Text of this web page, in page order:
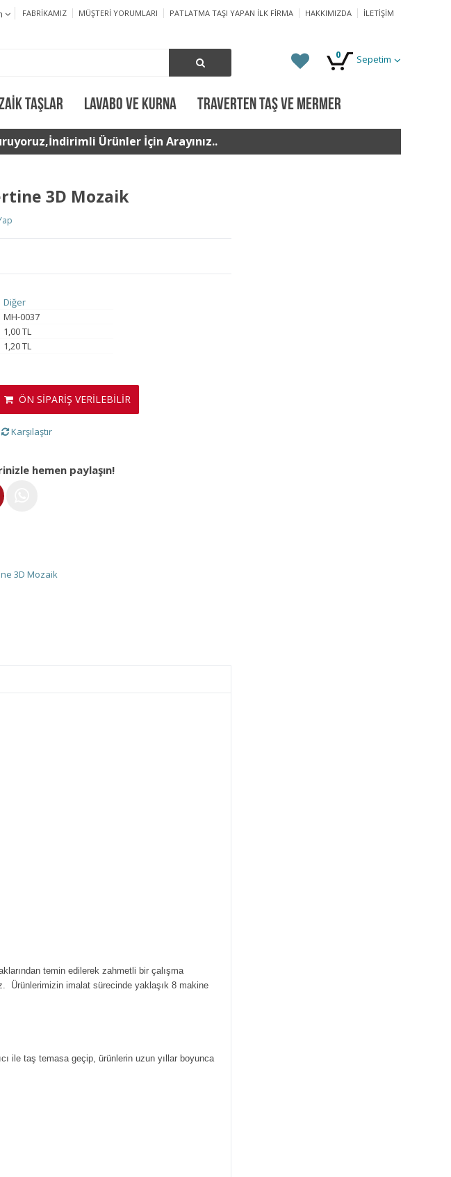
FABRIKAMIZ MÜŞTERI YORUMLARI PATLATMA TAŞI YAPAN İLK FIRMA HAKKIMIZDA İLETIŞIM
Sepetim
0
TAŞLAR LAVABO VE KURNA TRAVERTEN TAŞ VE MERMER
Ürünler İçin Arayınız..
3D Mozaik
Diğer
MH-0037
1,00 TL
1,20 TL
Karşılaştır
ÖN SİPARİŞ VERİLEBİLİR
hemen paylaşın!
3D Mozaik
temin edilerek zahmetli bir çalışma
Ürünlerimizin imalat sürecinde yaklaşık 8 makine
ile taş temasa geçip, ürünlerin uzun yıllar boyunca